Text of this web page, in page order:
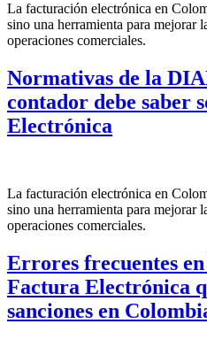
La facturación electrónica en
sino una herramienta para mejorar
operaciones comerciales.
Normativas de la
contador debe saber
Electrónica
La facturación electrónica en
sino una herramienta para mejorar
operaciones comerciales.
Errores frecuentes
Factura Electrónica
sanciones en